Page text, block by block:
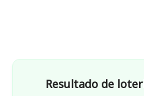
Resultado de